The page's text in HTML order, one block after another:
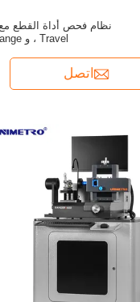
Travel ، و 60mm Z Range
اتصل